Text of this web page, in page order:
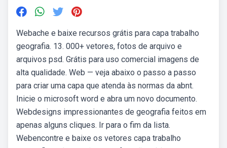
Webache e baixe recursos grátis para capa trabalho
geografia. 13. 000+ vetores, fotos de arquivo e
arquivos psd. Grátis para uso comercial imagens de
alta qualidade. Web — veja abaixo o passo a passo
para criar uma capa que atenda às normas da abnt.
Inicie o microsoft word e abra um novo documento.
Webdesigns impressionantes de geografia feitos em
apenas alguns cliques. Ir para o fim da lista.
Webencontre e baixe os vetores capa trabalho